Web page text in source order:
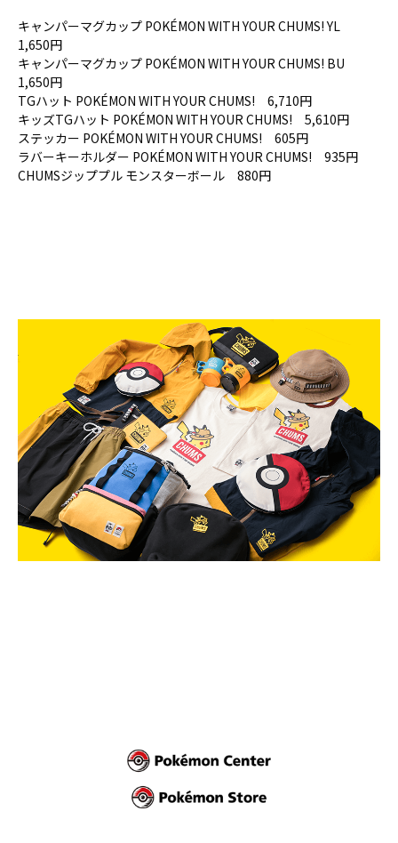
キャンパーマグカップ POKÉMON WITH YOUR CHUMS! YL
1,650円
キャンパーマグカップ POKÉMON WITH YOUR CHUMS! BU
1,650円
TGハット POKÉMON WITH YOUR CHUMS! 6,710円
キッズTGハット POKÉMON WITH YOUR CHUMS! 5,610円
ステッカー POKÉMON WITH YOUR CHUMS! 605円
ラバーキーホルダー POKÉMON WITH YOUR CHUMS! 935円
CHUMSジッププル モンスターボール 880円